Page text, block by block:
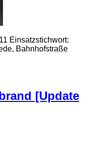
Einsatzstichwort:
Bahnhofstraße
[Update